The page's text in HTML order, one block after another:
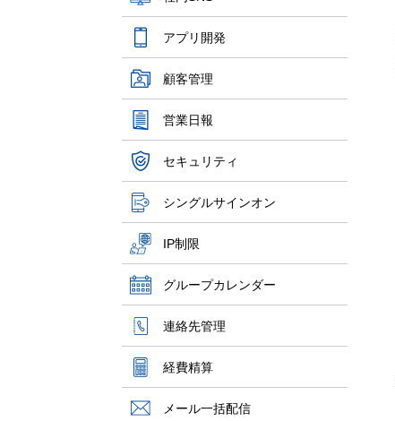
アプリ開発
顧客管理
営業日報
セキュリティ
シングルサインオン
IP制限
グループカレンダー
連絡先管理
経費精算
メール一括配信